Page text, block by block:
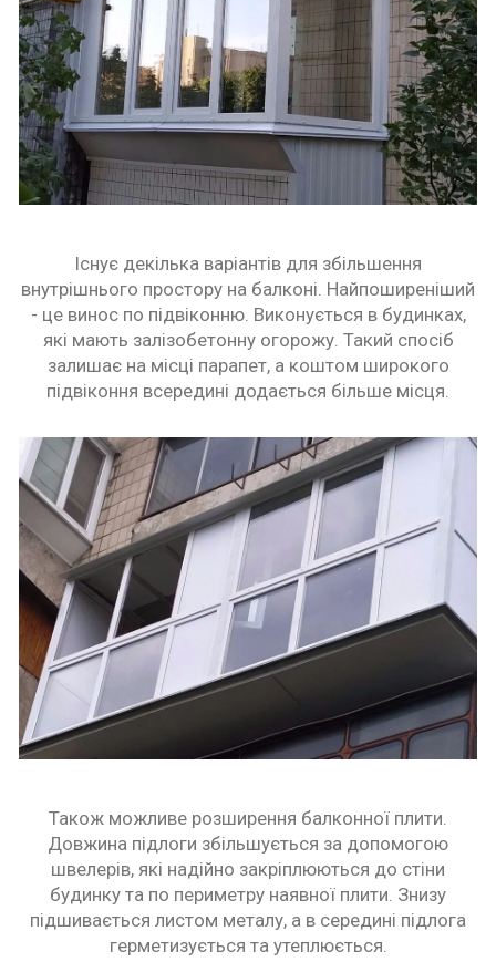
Існує декілька варіантів для збільшення
внутрішнього простору на балконі. Найпоширеніший
- це винос по підвіконню. Виконується в будинках,
які мають залізобетонну огорожу. Такий спосіб
залишає на місці парапет, а коштом широкого
підвіконня всередині додається більше місця.
Також можливе розширення балконної плити.
Довжина підлоги збільшується за допомогою
швелерів, які надійно закріплюються до стіни
будинку та по периметру наявної плити. Знизу
підшивається листом металу, а в середині підлога
герметизується та утеплюється.